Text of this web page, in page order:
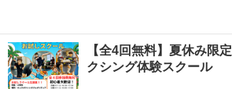
【全4回無料】夏休み限
クシング体験スクール